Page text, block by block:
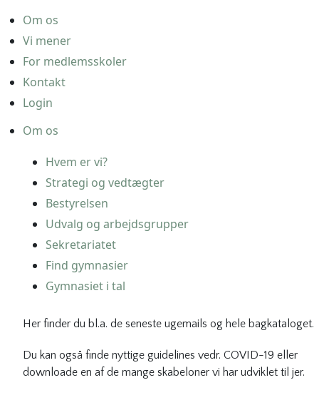
Om os
Vi mener
For medlemsskoler
Kontakt
Login
Om os
Hvem er vi?
Strategi og vedtægter
Bestyrelsen
Udvalg og arbejdsgrupper
Sekretariatet
Find gymnasier
Gymnasiet i tal
Her finder du bl.a. de seneste ugemails og hele bagkataloget.
Du kan også finde nyttige guidelines vedr. COVID-19 eller
downloade en af de mange skabeloner vi har udviklet til jer.